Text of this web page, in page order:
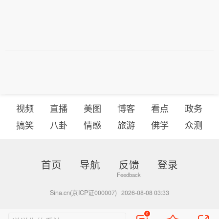
视频 直播 美图 博客 看点
政务
搞笑
八卦 情感 旅游 佛学 众测
首页 导航 反馈 登录
Sina.cn(京ICP证000007) 2026-08-08 03:33
0